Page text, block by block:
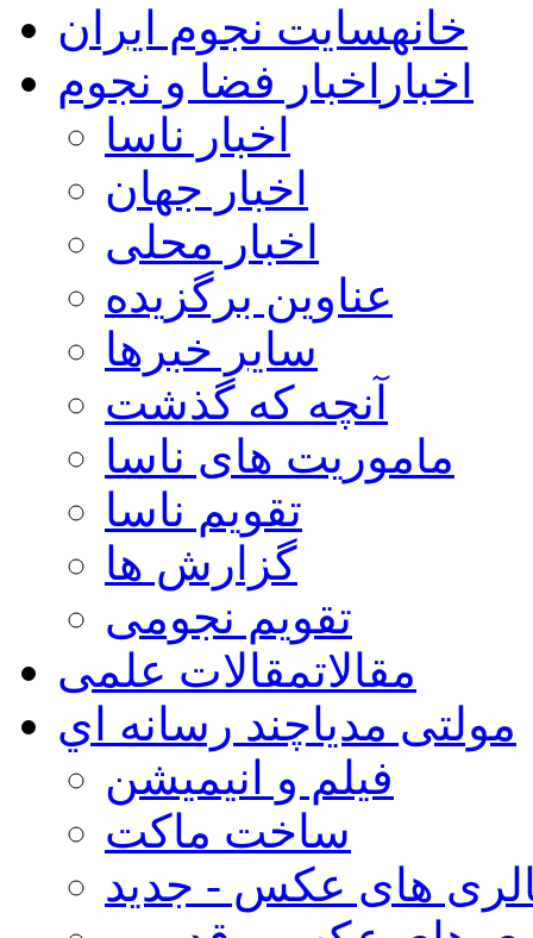
خانهسایت نجوم ایران
اخبار اخبار فضا و نجوم
اخبار ناسا
اخبار جهان
اخبار محلی
عناوین برگزیده
سایر خبرها
آنچه که گذشت
ماموریت های ناسا
تقویم ناسا
گزارش ها
تقویم نجومی
مقالاتمقالات علمی
مولتی مدیاچند رسانه اي
فیلم و انیمیشن
ساخت ماکت
های عکس - جدید